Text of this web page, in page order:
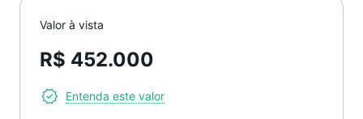
Valor à vista
R$ 452.000
Entenda este valor